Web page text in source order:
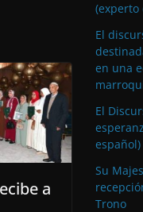
a
(experto
El
en una
El
español)
Su
Trono